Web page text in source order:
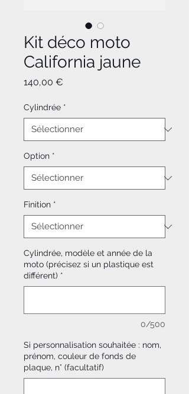
Kit déco moto
California jaune
140,00 €
Cylindrée *
Option *
Finition *
Cylindrée, modèle et année de la
moto (précisez si un plastique est
différent) *
0/500
Si personnalisation souhaitée : nom,
prénom, couleur de fonds de
plaque, n° (facultatif)